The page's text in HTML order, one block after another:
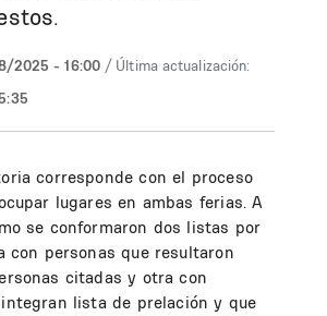
2025 - 16:00 / Última actualización:
corresponde con el proceso
lugares en ambas ferias. A
se conformaron dos listas por
con personas que resultaron
citadas y otra con
lista de prelación y que